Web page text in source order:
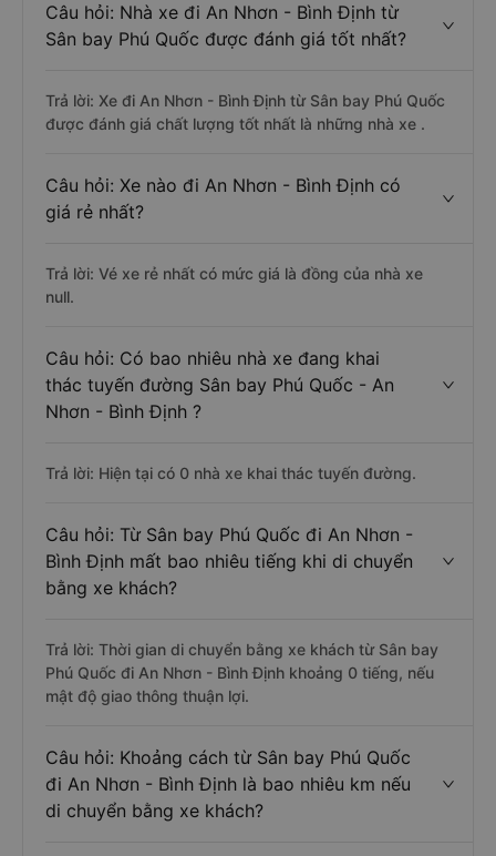
Câu hỏi: Nhà xe đi An Nhơn - Bình Định từ
Sân bay Phú Quốc được đánh giá tốt nhất?
Trả lời: Xe đi An Nhơn - Bình Định từ Sân bay Phú Quốc
được đánh giá chất lượng tốt nhất là những nhà xe .
Câu hỏi: Xe nào đi An Nhơn - Bình Định có
giá rẻ nhất?
Trả lời: Vé xe rẻ nhất có mức giá là đồng của nhà xe
null.
Câu hỏi: Có bao nhiêu nhà xe đang khai
thác tuyến đường Sân bay Phú Quốc - An
Nhơn - Bình Định ?
Trả lời: Hiện tại có 0 nhà xe khai thác tuyến đường.
Câu hỏi: Từ Sân bay Phú Quốc đi An Nhơn -
Bình Định mất bao nhiêu tiếng khi di chuyển
bằng xe khách?
Trả lời: Thời gian di chuyển bằng xe khách từ Sân bay
Phú Quốc đi An Nhơn - Bình Định khoảng 0 tiếng, nếu
mật độ giao thông thuận lợi.
Câu hỏi: Khoảng cách từ Sân bay Phú Quốc
đi An Nhơn - Bình Định là bao nhiêu km nếu
di chuyển bằng xe khách?